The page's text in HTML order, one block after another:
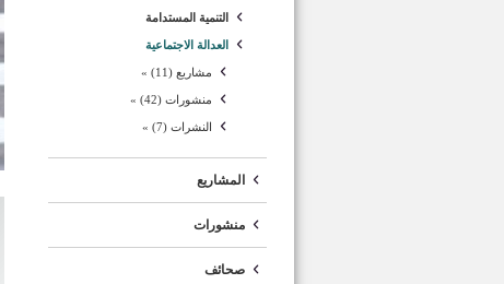
التنمية المستدامة
العدالة الاجتماعية
مشاريع (11) »
منشورات (42) »
النشرات (7) »
المشاريع
منشورات
صحائف